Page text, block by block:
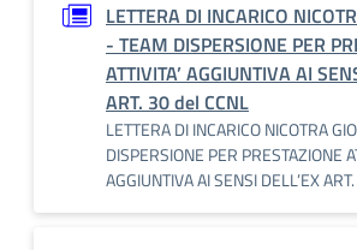
LETTERA DI INCARICO
- TEAM DISPERSIONE PER
ATTIVITA’ AGGIUNTIVA AI
ART. 30 del CCNL
LETTERA DI INCARICO NICOTRA
DISPERSIONE PER PRESTAZIONE
AGGIUNTIVA AI SENSI DELL’EX